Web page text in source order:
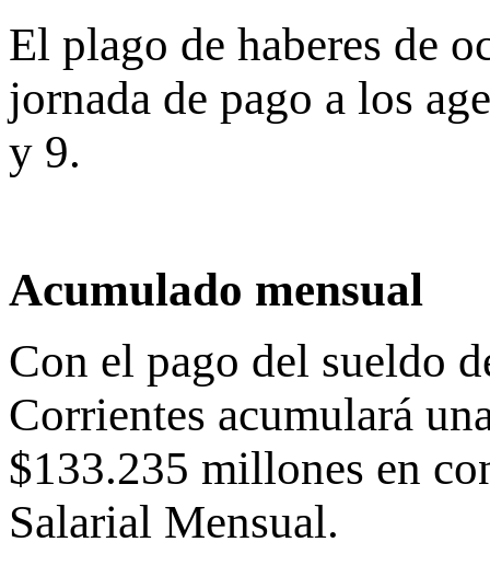
El plago de haberes de
jornada de pago a los
y 9.
Acumulado mensual
Con el pago del sueldo
Corrientes acumulará
$133.235 millones en
Salarial Mensual.